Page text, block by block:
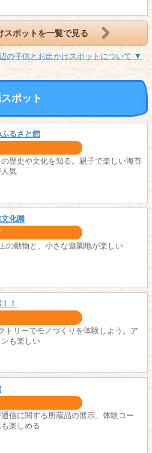
スポットを一覧で見る
の子供とお出かけスポットについて ▼
ポット
るさと館
歴史や文化を知る。親子で楽しい海苔
気
化園
の動物と、小さな遊園地が楽しい
！
トリーでモノづくりを体験しよう。ア
ンも楽しい
信に関する所蔵品の展示。体験コー
楽しめる